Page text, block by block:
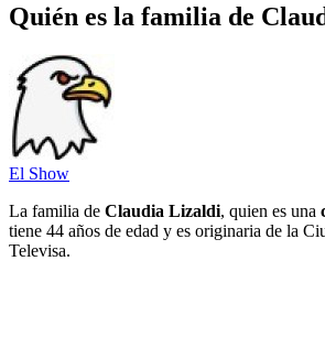
Quién es la familia de
El Show
La familia de Claudia Lizaldi, quien es una
tiene 44 años de edad y es originaria de la
Televisa.